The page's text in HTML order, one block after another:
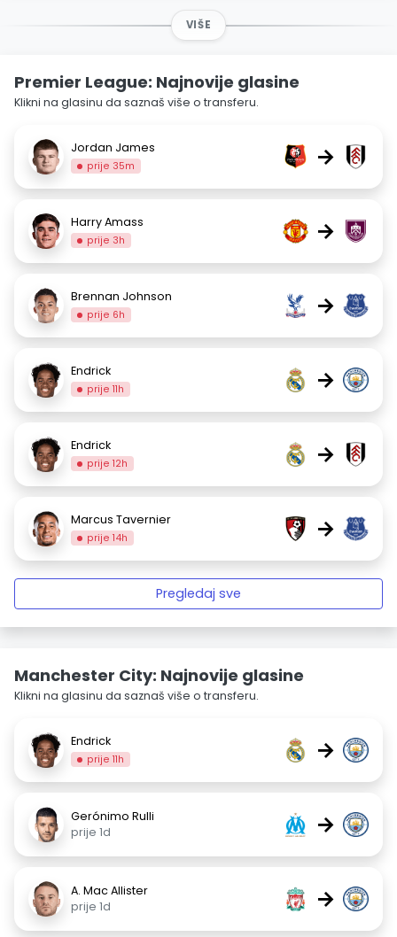
VIŠE
Premier League: Najnovije glasine
Klikni na glasinu da saznaš više o transferu.
Jordan James
prije 35m →
Harry Amass
prije 3h →
Brennan Johnson
prije 6h →
Endrick
prije 11h →
Endrick
prije 12h →
Marcus Tavernier
prije 14h →
Pregledaj sve
Manchester City: Najnovije glasine
Klikni na glasinu da saznaš više o transferu.
Endrick
prije 11h →
Gerónimo Rulli
prije 1d
→
A. Mac Allister
prije 1d
→